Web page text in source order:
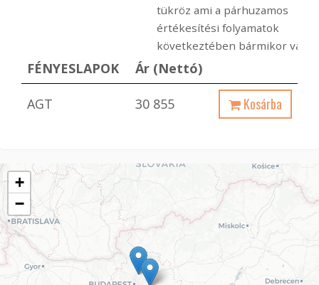
tükröz ami a párhuzamos
értékesítési folyamatok
következtében bármikor
FÉNYESLAPOK Ár (Nettó)
AGT 30 855 Kosárba
+
−